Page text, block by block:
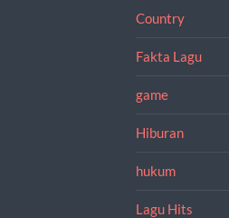
Country
Fakta Lagu
game
Hiburan
hukum
Lagu Hits